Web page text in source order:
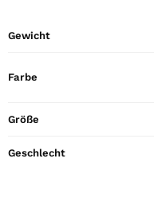
Gewicht
Farbe
Größe
Geschlecht